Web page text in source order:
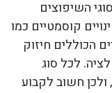
השיפוצים
קוסמטיים כמו
הכוללים חיזוק
לכל סוג
חשוב לקבוע